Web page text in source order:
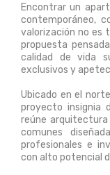
Encontrar un
contemporáneo,
valorización no es
propuesta
calidad de vida
exclusivos y
Ubicado en el
proyecto insignia
reúne arquitectura
comunes
profesionales e
con alto potencial